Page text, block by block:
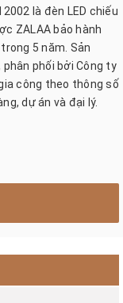
là đèn LED chiếu
ZALAA bảo hành
5 năm. Sản
phối bởi Công ty
công theo thông số
dự án và đại lý.